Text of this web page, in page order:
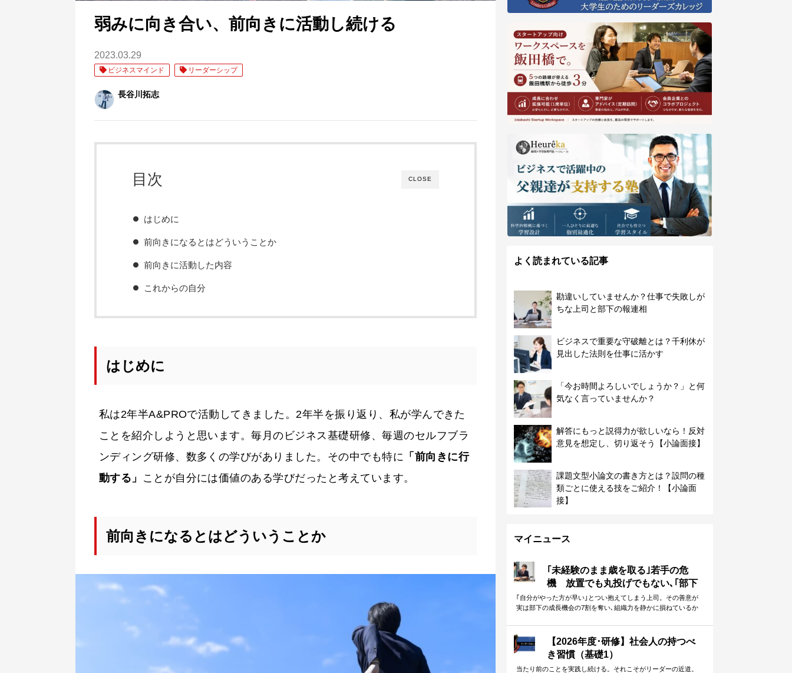
弱みに向き合い、前向きに活動し続ける
2023.03.29
ビジネスマインド リーダーシップ
長谷川拓志
CLOSE
目次
はじめに
前向きになるとはどういうことか
前向きに活動した内容
これからの自分
はじめに
私は2年半A&PROで活動してきました。2年半を振り返り、私が学んできた
ことを紹介しようと思います。毎月のビジネス基礎研修、毎週のセルフブラ
ンディング研修、数多くの学びがありました。その中でも特に 「前向きに行
動する」
ことが自分には価値のある学びだったと考えています。
前向きになるとはどういうことか
よく読まれている記事
勘違いしていませんか？仕事で失敗しが
ちな上司と部下の報連相
ビジネスで重要な守破離とは？千利休が
見出した法則を仕事に活かす
「今お時間よろしいでしょうか？」と何
気なく言っていませんか？
解答にもっと説得力が欲しいなら！反対
意見を想定し、切り返そう【小論面接】
課題文型小論文の書き方とは？設問の種
類ごとに使える技をご紹介！【小論面
接】
マイニュース
｢未経験のまま歳を取る｣若手の危
機 放置でも丸投げでもない､｢部下
に任せることができる上司｣になる
方法
｢自分がやった方が早い｣とつい抱えてしまう上司。その善意が
実は部下の成長機会の7割を奪い､組織力を静かに損ねているか
【2026年度･研修】社会人の持つべ
き習慣（基礎1）
当たり前のことを実践し続ける。それこそがリーダーの近道。